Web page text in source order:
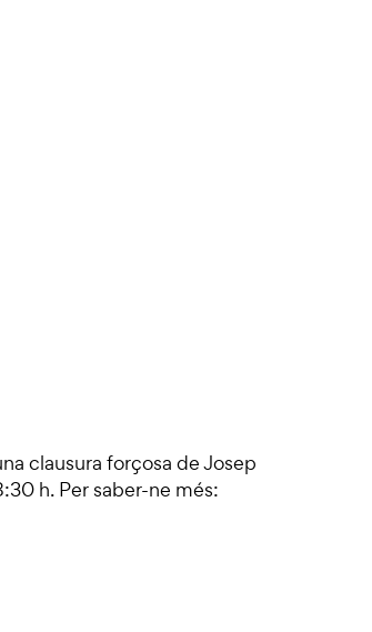
clausura forçosa de Josep
h. Per saber-ne més: